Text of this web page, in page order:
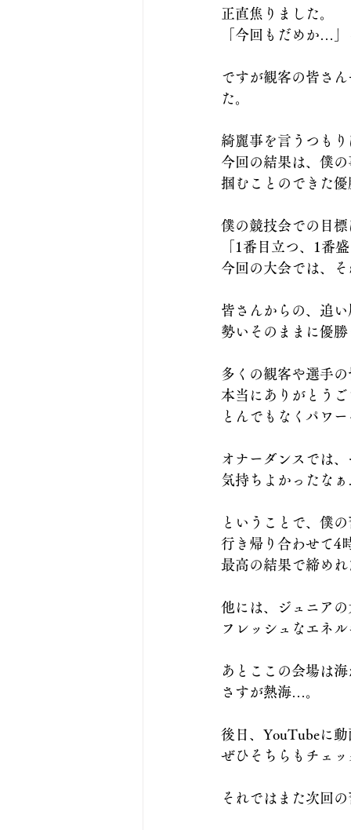
正直焦りました。
「今回もだめか…」
ですが観客の皆さ
た。
綺麗事を言うつもり
今回の結果は、僕
掴むことのできた優
僕の競技会での目標
「1番目立つ、1番
今回の大会では、そ
皆さんからの、追
勢いそのままに優勝
多くの観客や選手
本当にありがとうご
とんでもなくパワー
オナーダンスでは
気持ちよかったなぁ
ということで、僕
行き帰り合わせて4
最高の結果で締めれ
他には、ジュニアの
フレッシュなエネ
あとここの会場は
さすが熱海…。
後日、YouTubeに動
ぜひそちらもチェッ
それではまた次回の